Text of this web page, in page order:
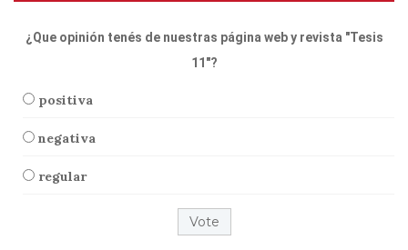
¿Que opinión tenés de nuestras página web y revista "Tesis
11"?
positiva
negativa
regular